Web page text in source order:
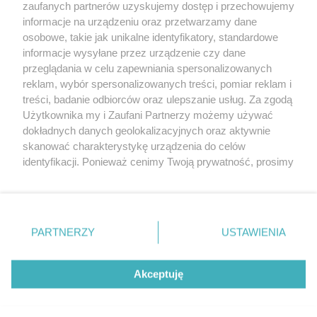
Więcej
20. urodzin portalu
wSzczecinie.pl
Regulamin konkursów
śniadaniówka "Hej
Szczecin! Jest piątek!"
Partnerzy
Praca Szczecin
© 2026 wSzczecinie.pl
Created by GOD
zaufanych partnerów uzyskujemy dostęp i przechowujemy
informacje na urządzeniu oraz przetwarzamy dane
osobowe, takie jak unikalne identyfikatory, standardowe
informacje wysyłane przez urządzenie czy dane
przeglądania w celu zapewniania spersonalizowanych
reklam, wybór spersonalizowanych treści, pomiar reklam i
treści, badanie odbiorców oraz ulepszanie usług. Za zgodą
Użytkownika my i Zaufani Partnerzy możemy używać
dokładnych danych geolokalizacyjnych oraz aktywnie
skanować charakterystykę urządzenia do celów
identyfikacji. Ponieważ cenimy Twoją prywatność, prosimy
prywatności znajdujący się w lewym dolnym rogu strony
. Niektóre rodzaje przetwarzania danych nie wymagają
takiemu przetwarzaniu. Preferencje będą miały
zastosowania tylko na tej witrynie.
PARTNERZY USTAWIENIA
Akceptuję